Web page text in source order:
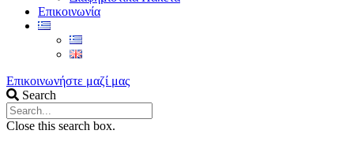
Επικοινωνία
Επικοινωνήστε μαζί μας
Search
Close this search box.